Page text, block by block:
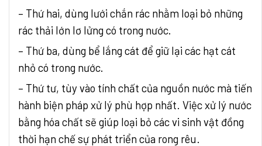
– Thứ hai, dùng lưới chắn rác nhằm loại bỏ những
rác thải lớn lơ lửng có trong nước.
– Thứ ba, dùng bể lắng cát để giữ lại các hạt cát
nhỏ có trong nước.
– Thứ tư, tùy vào tính chất của nguồn nước mà tiến
hành biện pháp xử lý phù hợp nhất. Việc xử lý nước
bằng hóa chất sẽ giúp loại bỏ các vi sinh vật đồng
thời hạn chế sự phát triển của rong rêu.